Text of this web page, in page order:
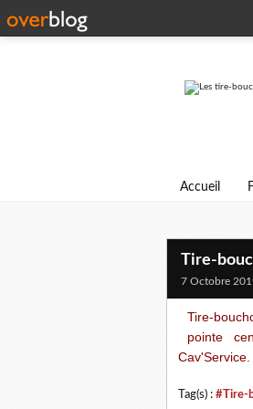
Accueil
Tire-
7 Octobre
Tire-
pointe
Cav'Service.
Tag(s) : #Tire-